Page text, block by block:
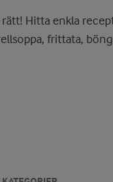
Hitta enkla
frittata,